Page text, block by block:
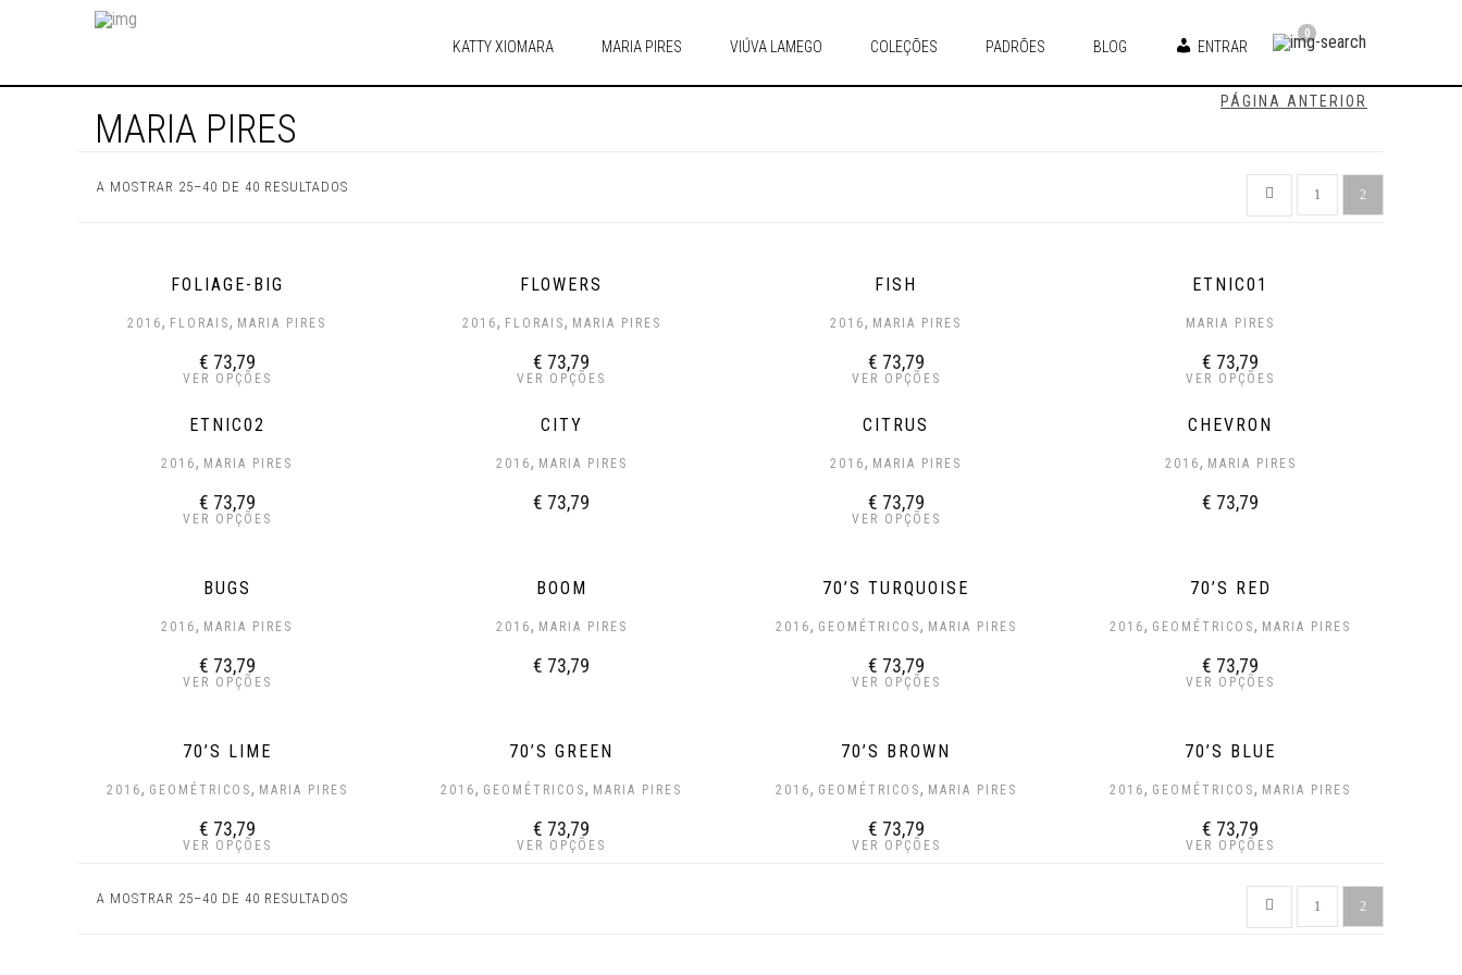
KATTY XIOMARA MARIA PIRES VIÚVA LAMEGO COLEÇÕES PADRÕES BLOG ENTRAR
0
MARIA PIRES
PÁGINA ANTERIOR
A MOSTRAR 25–40 DE 40 RESULTADOS 1 2
FOLIAGE-BIG
2016, FLORAIS, MARIA PIRES
€ 73,79
VER OPÇÕES
FLOWERS
2016, FLORAIS, MARIA PIRES
€ 73,79
VER OPÇÕES
FISH
2016, MARIA PIRES
€ 73,79
VER OPÇÕES
ETNIC01
MARIA PIRES
€ 73,79
VER OPÇÕES
ETNIC02
2016, MARIA PIRES
€ 73,79
VER OPÇÕES
CITY
2016, MARIA PIRES
€ 73,79
CITRUS
2016, MARIA PIRES
€ 73,79
VER OPÇÕES
CHEVRON
2016, MARIA PIRES
€ 73,79
BUGS
2016, MARIA PIRES
€ 73,79
VER OPÇÕES
BOOM
2016, MARIA PIRES
€ 73,79
70’S TURQUOISE
2016, GEOMÉTRICOS, MARIA PIRES
€ 73,79
VER OPÇÕES
70’S RED
2016, GEOMÉTRICOS, MARIA PIRES
€ 73,79
VER OPÇÕES
70’S LIME
2016, GEOMÉTRICOS, MARIA PIRES
€ 73,79
VER OPÇÕES
70’S GREEN
2016, GEOMÉTRICOS, MARIA PIRES
€ 73,79
VER OPÇÕES
70’S BROWN
2016, GEOMÉTRICOS, MARIA PIRES
€ 73,79
VER OPÇÕES
70’S BLUE
2016, GEOMÉTRICOS, MARIA PIRES
€ 73,79
VER OPÇÕES
A MOSTRAR 25–40 DE 40 RESULTADOS 1 2